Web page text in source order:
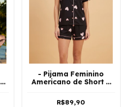
- Pijama Feminino
Americano de Short e
Coração | Preto
R$89,90